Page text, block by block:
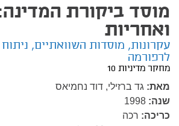
מוסד ביקורת
ואחריות
עקרונות, מוסדות השוואתיים,
לרפורמה
מחקר מדיניות 10
מאת: גד ברזילי, דוד נחמיאס
שנה: 1998
כריכה: רכה